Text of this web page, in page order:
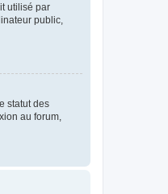
utilisé par
public,
statut des
au forum,